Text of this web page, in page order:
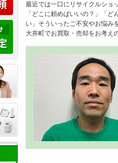
最近では一口にリサイクルショ
「どこに頼めばいいの？」「
い」そういったご不安やお悩み
大井町でお買取・売却をお考え